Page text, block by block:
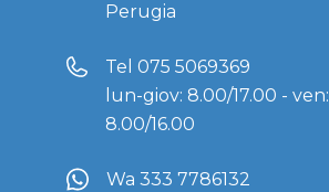
Perugia
Tel 075 5069369
lun-giov: 8.00/17.00 - ven:
8.00/16.00
Wa 333 7786132